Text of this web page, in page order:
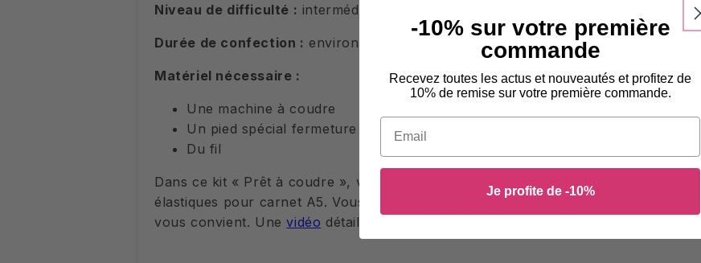
Niveau de difficulté : intermédiaire
Durée de confection : environ 1h pour les 2 trousses
Matériel nécessaire :
Une machine à coudre
Un pied spécial fermeture éclair
Du fil
Dans ce kit « Prêt à coudre », vous trouverez tous les éléments pour réaliser
élastiques pour carnet A5. Vous avez le choix entre 3 modèles différents et êtes
vous convient. Unevidéo détaillant leur réalisation étape par étape vous
-10% sur votre première
commande
Recevez toutes les actus et nouveautés et profitez de
10% de remise sur votre première commande.
Email
Je profite de -10%